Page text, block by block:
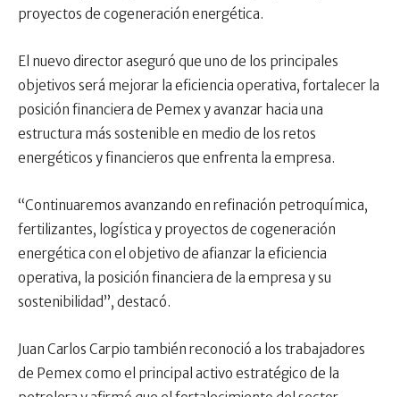
proyectos de cogeneración energética.
El nuevo director aseguró que uno de los principales
objetivos será mejorar la eficiencia operativa, fortalecer la
posición financiera de Pemex y avanzar hacia una
estructura más sostenible en medio de los retos
energéticos y financieros que enfrenta la empresa.
“Continuaremos avanzando en refinación petroquímica,
fertilizantes, logística y proyectos de cogeneración
energética con el objetivo de afianzar la eficiencia
operativa, la posición financiera de la empresa y su
sostenibilidad”, destacó.
Juan Carlos Carpio también reconoció a los trabajadores
de Pemex como el principal activo estratégico de la